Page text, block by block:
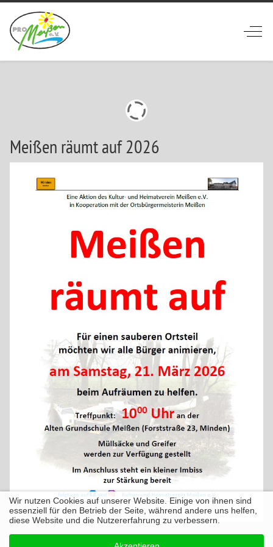
Off-
Meißen räumt auf 2026
Wir nutzen Cookies auf unserer Website. Einige von ihnen sind
essenziell für den Betrieb der Seite, während andere uns helfen,
diese Website und die Nutzererfahrung zu verbessern.